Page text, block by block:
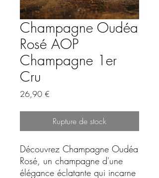
Champagne Oudéa
Rosé AOP
Champagne 1er
Cru
26,90 €
Rupture de stock
Découvrez Champagne Oudéa
Rosé, un champagne d'une
élégance éclatante qui incarne